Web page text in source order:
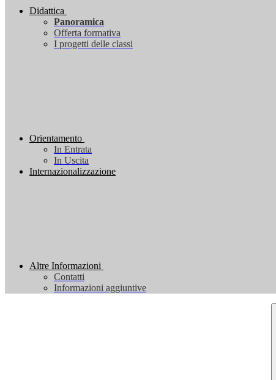
Didattica
Panoramica
Offerta formativa
I progetti delle classi
Orientamento
In Entrata
In Uscita
Internazionalizzazione
Altre Informazioni
Contatti
Informazioni aggiuntive